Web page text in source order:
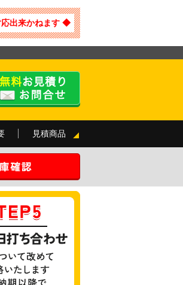
応出来かねます ◆
見積商品